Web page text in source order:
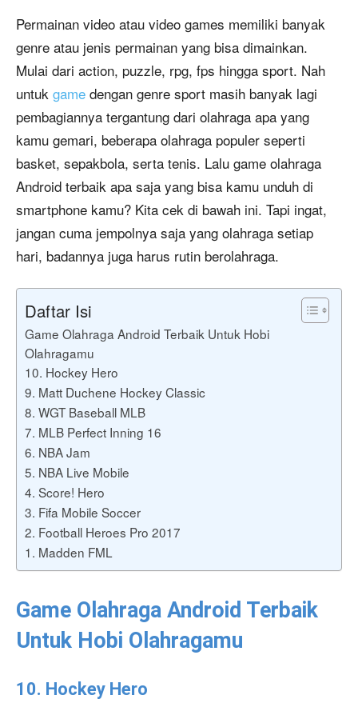
Permainan video atau video games memiliki banyak
genre atau jenis permainan yang bisa dimainkan.
Mulai dari action, puzzle, rpg, fps hingga sport. Nah
untuk game dengan genre sport masih banyak lagi
pembagiannya tergantung dari olahraga apa yang
kamu gemari, beberapa olahraga populer seperti
basket, sepakbola, serta tenis. Lalu game olahraga
Android terbaik apa saja yang bisa kamu unduh di
smartphone kamu? Kita cek di bawah ini. Tapi ingat,
jangan cuma jempolnya saja yang olahraga setiap
hari, badannya juga harus rutin berolahraga.
Daftar Isi
Game Olahraga Android Terbaik Untuk Hobi
Olahragamu
10. Hockey Hero
9. Matt Duchene Hockey Classic
8. WGT Baseball MLB
7. MLB Perfect Inning 16
6. NBA Jam
5. NBA Live Mobile
4. Score! Hero
3. Fifa Mobile Soccer
2. Football Heroes Pro 2017
1. Madden FML
Game Olahraga Android Terbaik
Untuk Hobi Olahragamu
10. Hockey Hero